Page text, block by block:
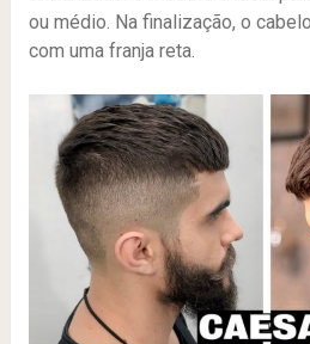
ou médio. Na finalização, o
com uma franja reta.